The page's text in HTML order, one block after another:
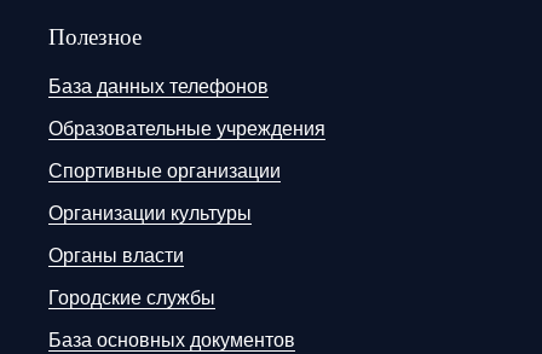
Полезное
База данных телефонов
Образовательные учреждения
Спортивные организации
Организации культуры
Органы власти
Городские службы
База основных документов